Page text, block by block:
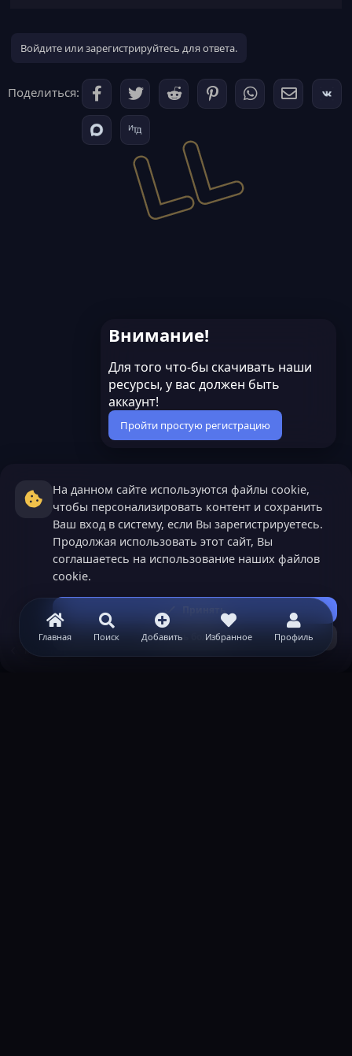
Главная Поиск Добавить Избранное Профиль
Войдите или зарегистрируйтесь для ответа.
Поделиться:
Внимание!
Для того что-бы скачивать наши
ресурсы, у вас должен быть
аккаунт!
Пройти простую регистрацию
На данном сайте используются файлы cookie,
чтобы персонализировать контент и сохранить
Ваш вход в систему, если Вы зарегистрируетесь.
Продолжая использовать этот сайт, Вы
соглашаетесь на использование наших файлов
cookie.
Принять
Узнать больше...